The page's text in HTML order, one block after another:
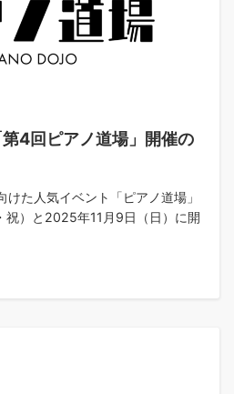
4回ピアノ道場」開催の
けた人気イベント「ピアノ道場」
）と2025年11月9日（日）に開